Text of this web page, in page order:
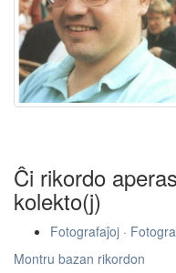
Ĉi rikordo
kolekto(j)
Fotografaĵoj ·
Montru bazan rikordon